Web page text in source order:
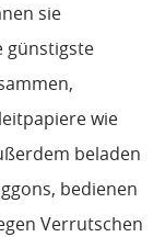
sie
günstigste
wie
beladen
bedienen
Verrutschen